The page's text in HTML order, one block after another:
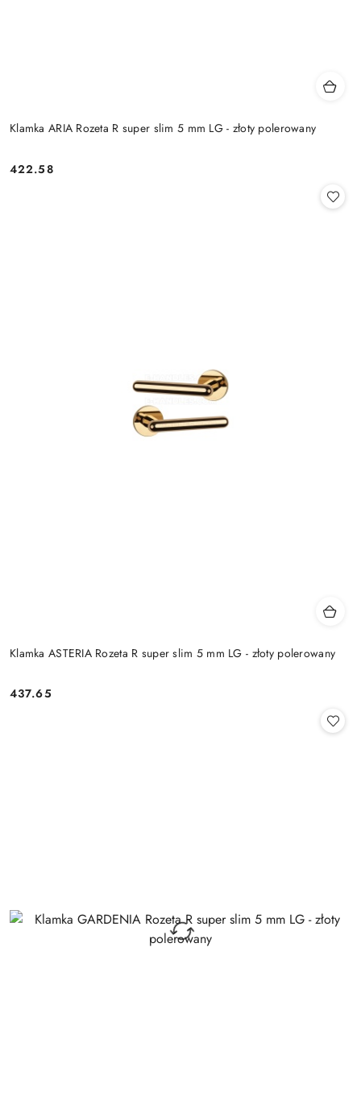
Klamka ARIA Rozeta R super slim 5 mm LG - złoty polerowany
Cena:
422.58
Klamka ASTERIA Rozeta R super slim 5 mm LG - złoty polerowany
Cena:
437.65